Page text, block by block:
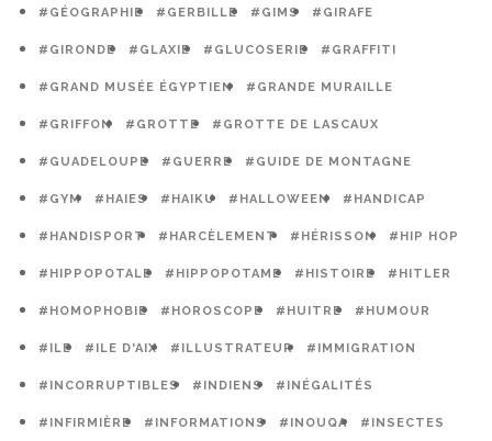
#GÉOGRAPHIE #GERBILLE #GIMS #GIRAFE
#GIRONDE #GLAXIE #GLUCOSERIE #GRAFFITI
#GRAND MUSÉE ÉGYPTIEN #GRANDE MURAILLE
#GRIFFON #GROTTE #GROTTE DE LASCAUX
#GUADELOUPE #GUERRE #GUIDE DE MONTAGNE
#GYM #HAIES #HAIKU #HALLOWEEN #HANDICAP
#HANDISPORT #HARCÈLEMENT #HÉRISSON #HIP HOP
#HIPPOPOTALE #HIPPOPOTAME #HISTOIRE #HITLER
#HOMOPHOBIE #HOROSCOPE #HUITRE #HUMOUR
#ILE #ILE D'AIX #ILLUSTRATEUR #IMMIGRATION
#INCORRUPTIBLES #INDIENS #INÉGALITÉS
#INFIRMIÈRE #INFORMATIONS #INOUQA #INSECTES